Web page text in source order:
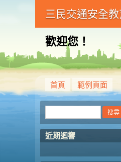
三民交通安全
歡迎您！
首頁 範例頁面
近期迴響